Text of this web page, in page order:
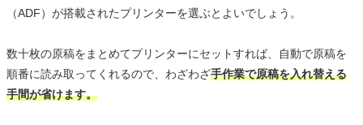
（ADF）が搭載されたプリンターを選ぶとよいでしょう。
数十枚の原稿をまとめてプリンターにセットすれば、自動で原稿を
順番に読み取ってくれるので、わざわざ手作業で原稿を入れ替える
手間が省けます。